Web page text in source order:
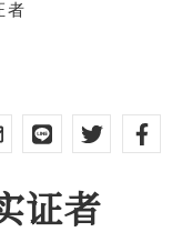
者
证者